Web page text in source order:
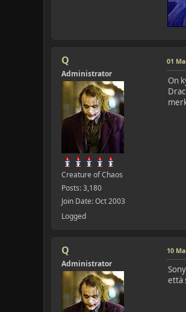
Q
Administrator
Creature of Chaos
Posts: 3,180
Join Date: Oct 2003
Logged
01
On
Q
Administrator
10
että